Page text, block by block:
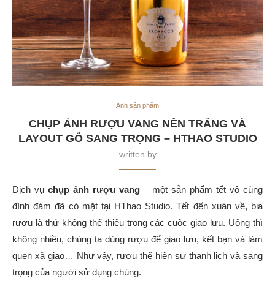
Ảnh sản phẩm
CHỤP ẢNH RƯỢU VANG NỀN TRẮNG VÀ
LAYOUT GỖ SANG TRỌNG – HTHAO STUDIO
written by
Dịch vụ chụp ảnh rượu vang – một sản phẩm tết vô cùng
đình đám đã có mặt tại HThao Studio. Tết đến xuân về, bia
rượu là thứ không thể thiếu trong các cuộc giao lưu. Uống thì
không nhiều, chúng ta dùng rượu để giao lưu, kết bạn và làm
quen xã giao… Như vậy, rượu thể hiện sự thanh lịch và sang
trọng của người sử dụng chúng.